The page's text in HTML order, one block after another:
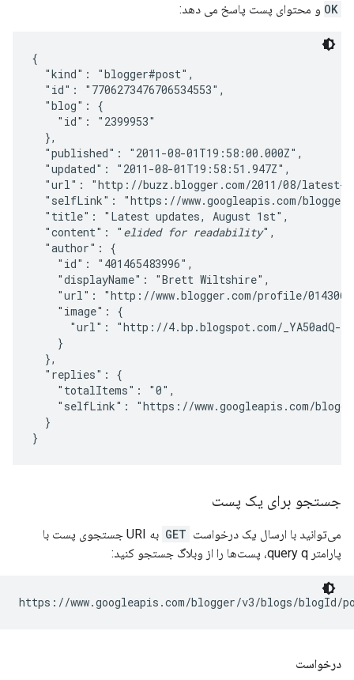
OK و محتوای پست پاسخ می دهد:
{
  "kind": "blogger#post",
  "id": "7706273476706534553",
  "blog": {
    "id": "2399953"
  },
  "published": "2011-08-01T19:58:00.000Z",
  "updated": "2011-08-01T19:58:51.947Z",
"url": "http://buzz.blogger.com/2011/08/latest-
"selfLink": "https://www.googleapis.com/
  "title": "Latest updates, August 1st",
  "content": "
elided for readability",
  "author": {
    "id": "401465483996",
    "displayName": "Brett Wiltshire",
"url": "http://www.blogger.com/profile/
    "image": {
"url": "http://4.bp.blogspot.com/_YA50adQ-
    }
  },
  "replies": {
    "totalItems": "0",
"selfLink": "https://www.googleapis.com/
  }
جستجو برای یک پست
می‌توانید با ارسال یک درخواست GET
به URI جستجوی پست با
پارامتر query q، پست‌ها را از وبلاگ جستجو کنید:
https://www.googleapis.com/blogger/v3/blogs/blogId/
درخواست